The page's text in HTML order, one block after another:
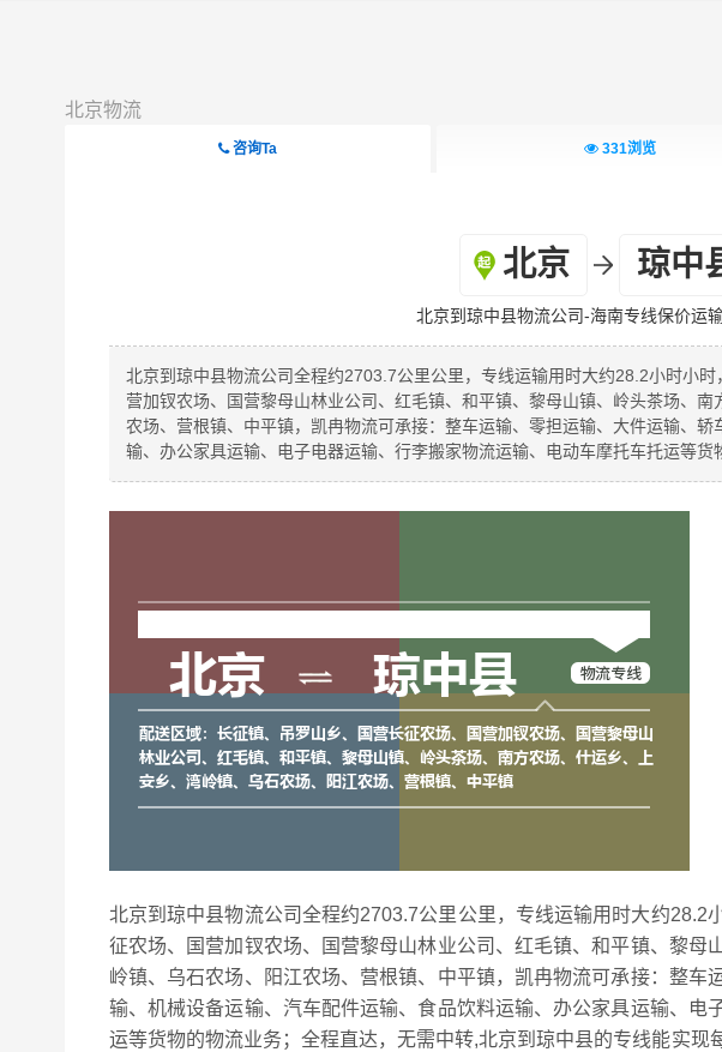
北京物流
咨询Ta 331浏览
北京 琼中
北京到琼中县物流公司-海南专线保价运
北京到琼中县物流公司全程约2703.7公里公里，专线运输用时大约28.2小时小
营加钗农场、国营黎母山林业公司、红毛镇、和平镇、黎母山镇、岭头茶场、
农场、营根镇、中平镇，凯冉物流可承接：整车运输、零担运输、大件运输、
输、办公家具运输、电子电器运输、行李搬家物流运输、电动车摩托车托运等货
北京到琼中县物流公司全程约2703.7公里公里，专线运输用时大约28.2
征农场、国营加钗农场、国营黎母山林业公司、红毛镇、和平镇、黎母
岭镇、乌石农场、阳江农场、营根镇、中平镇，凯冉物流可承接：整车
输、机械设备运输、汽车配件运输、食品饮料运输、办公家具运输、电
运等货物的物流业务；全程直达，无需中转,北京到琼中县的专线能实现